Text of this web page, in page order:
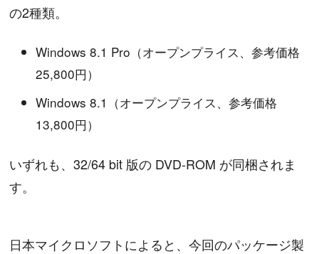
の2種類。
Windows 8.1 Pro（オープンプライス、参考価格
25,800円）
Windows 8.1（オープンプライス、参考価格
13,800円）
いずれも、32/64 bit 版の DVD-ROM が同梱されま
す。
日本マイクロソフトによると、今回のパッケージ製